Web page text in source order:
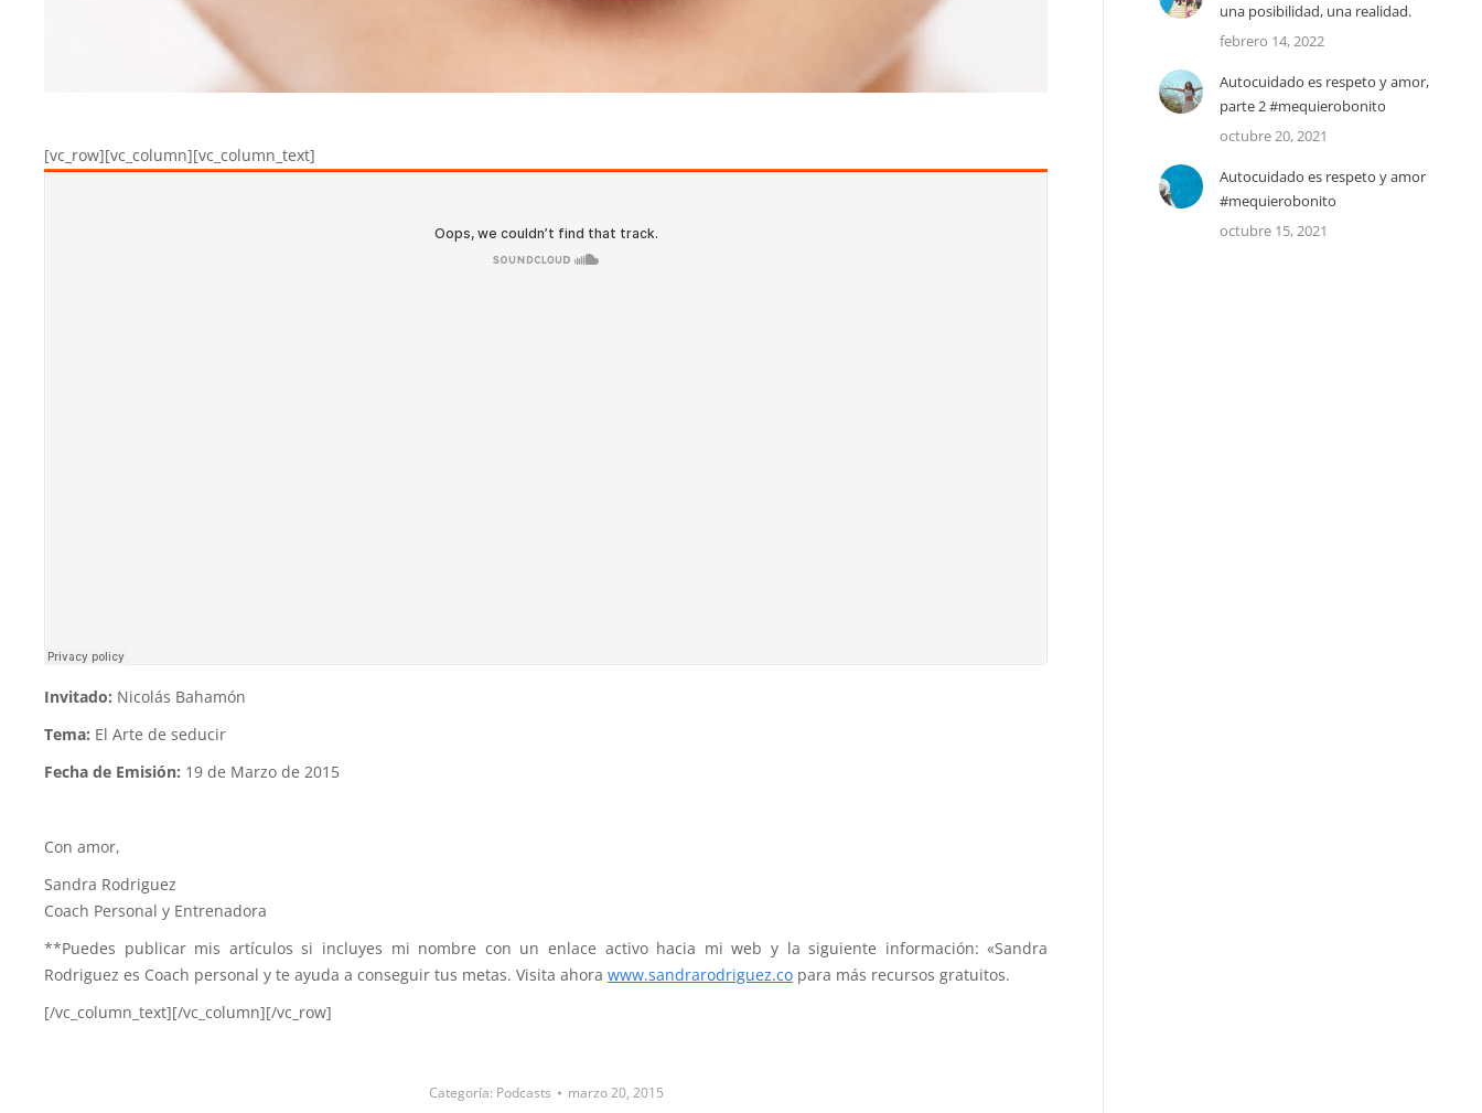
[vc_row][vc_column][vc_column_text]
Invitado: Nicolás Bahamón
Tema: El Arte de seducir
Fecha de Emisión: 19 de Marzo de 2015
Con amor,
Sandra Rodriguez
Coach Personal y Entrenadora
**Puedes publicar mis artículos si incluyes mi nombre con un enlace activo hacia mi web y la siguiente información: «Sandra
Rodriguez es Coach personal y te ayuda a conseguir tus metas. Visita ahora www.sandrarodriguez.co para más recursos gratuitos.
[/vc_column_text][/vc_column][/vc_row]
Categoría: Podcasts
marzo 20, 2015
una posibilidad, una realidad.
febrero 14, 2022
Autocuidado es respeto y amor,
parte 2 #mequierobonito
octubre 20, 2021
Autocuidado es respeto y amor
#mequierobonito
octubre 15, 2021